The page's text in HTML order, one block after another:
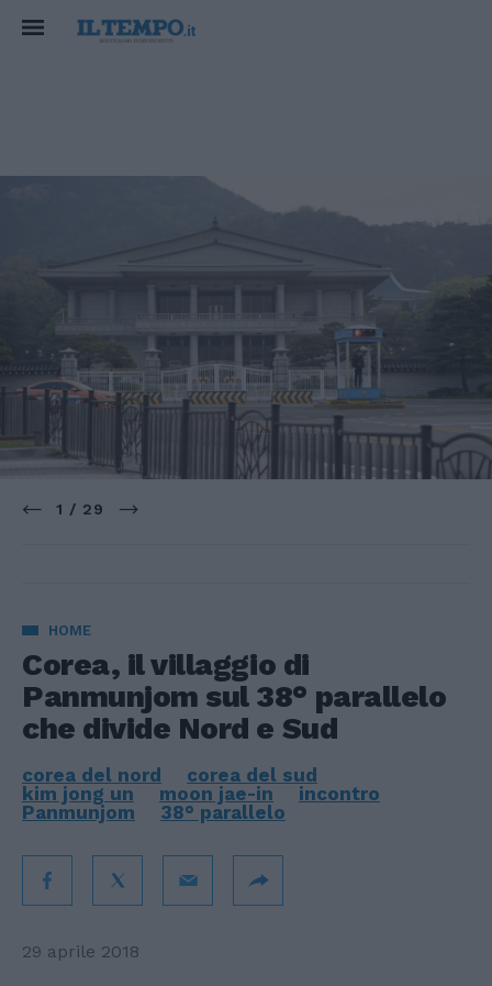
1 / 29
HOME
Corea, il villaggio di
Panmunjom sul 38° parallelo
che divide Nord e Sud
corea del nord
corea del sud
kim jong un
moon jae-in
incontro
Panmunjom
38° parallelo
29 aprile 2018